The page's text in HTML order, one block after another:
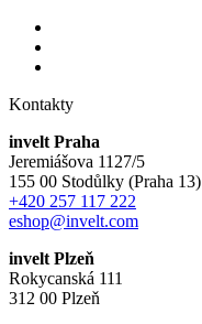
Kontakty
invelt Praha
Jeremiášova 1127/5
155 00 Stodůlky (Praha 13)
+420 257 117 222
eshop@invelt.com
invelt Plzeň
Rokycanská 111
312 00 Plzeň